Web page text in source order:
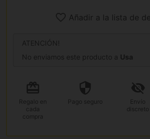
Añadir a la lista de
ATENCIÓN!
No enviamos este producto a Usa
Regalo en
cada
compra
Pago seguro
Envío
discreto